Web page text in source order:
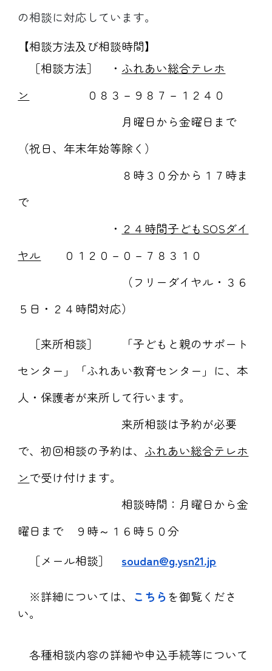
の相談に対応しています。
【相談方法及び相談時間】
［相談方法］ ・ ふれあい総合テレホ
ン
０８３－９８７－１２４０
月曜日から金曜日まで
（祝日、年末年始等除く）
８時３０分から１７時ま
で
・ ２４時間子どもSOSダイ
ヤル ０１２０－０－７８３１０
（フリーダイヤル・３６
５日・２４時間対応）
［来所相談］ 「子どもと親のサポート
センター」「ふれあい教育センター」に、本
人・保護者が来所して行います。
来所相談は予約が必要
で、初回相談の予約は、 ふれあい総合テレホ
ンで受け付けます。
相談時間：月曜日から金
曜日まで ９時～１６時５０分
［メール相談］ soudan@g.ysn21.jp
※詳細については、 こちらを御覧くださ
い。
各種相談内容の詳細や申込手続等について